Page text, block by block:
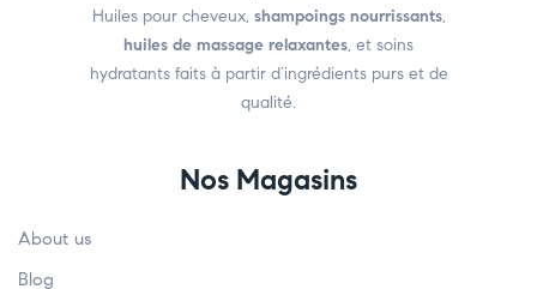
Huiles pour cheveux, shampoings nourrissants,
huiles de massage relaxantes, et soins
hydratants faits à partir d’ingrédients purs et de
qualité.
Nos Magasins
About us
Blog